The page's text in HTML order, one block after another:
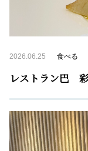
2026.06.25 食べる
レストラン巴